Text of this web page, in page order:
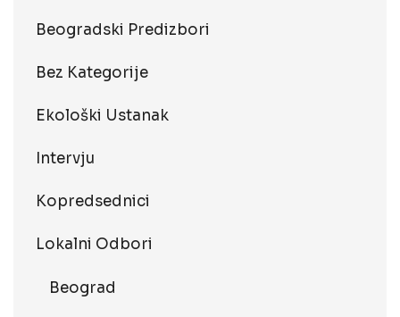
Beogradski Predizbori
Bez Kategorije
Ekološki Ustanak
Intervju
Kopredsednici
Lokalni Odbori
Beograd